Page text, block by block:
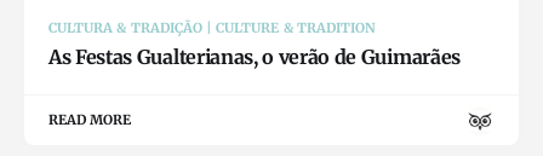
CULTURA & TRADIÇÃO | CULTURE & TRADITION
As Festas Gualterianas, o verão de Guimarães
READ MORE